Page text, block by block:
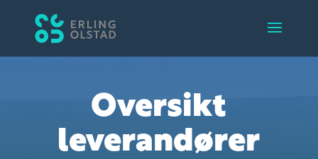
Oversikt
leverandører